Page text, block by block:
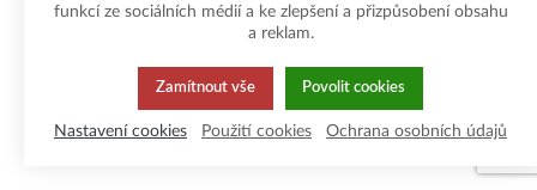
funkcí ze sociálních médií a ke zlepšení a přizpůsobení obsahu
a reklam.
Zamítnout vše Povolit cookies
Nastavení cookies Použití cookies Ochrana osobních údajů